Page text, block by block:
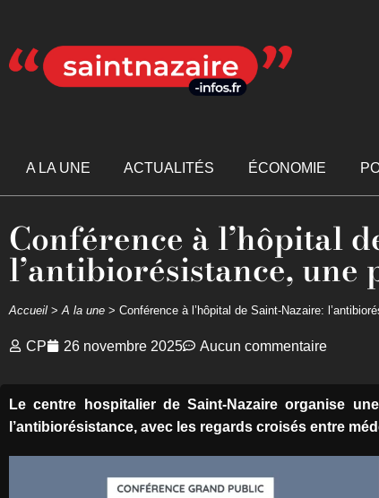
A LA UNE ACTUALITÉS ÉCONOMIE
Conférence à l’hôpital
l’antibiorésistance, une
Accueil > A la une > Conférence à l’hôpital de Saint-Nazaire:
CP 26 novembre 2025 Aucun commentaire
Le centre hospitalier de Saint-Nazaire organise
l’antibiorésistance, avec les regards croisés entre